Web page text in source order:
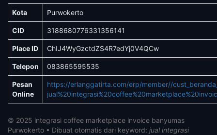
Kota Purwokerto
CID 3188680776331356141
Place ID ChIJ4WyGzctdZS4R7edYj0V4QCw
Telepon 083865595535
Pesan
Online
https://erlanggatirta.com/erp/member//
© 2025 integrasi coffee marketplace invoice banyumas
Purwokerto • Dibuat otomatis dari keyword: jual integrasi